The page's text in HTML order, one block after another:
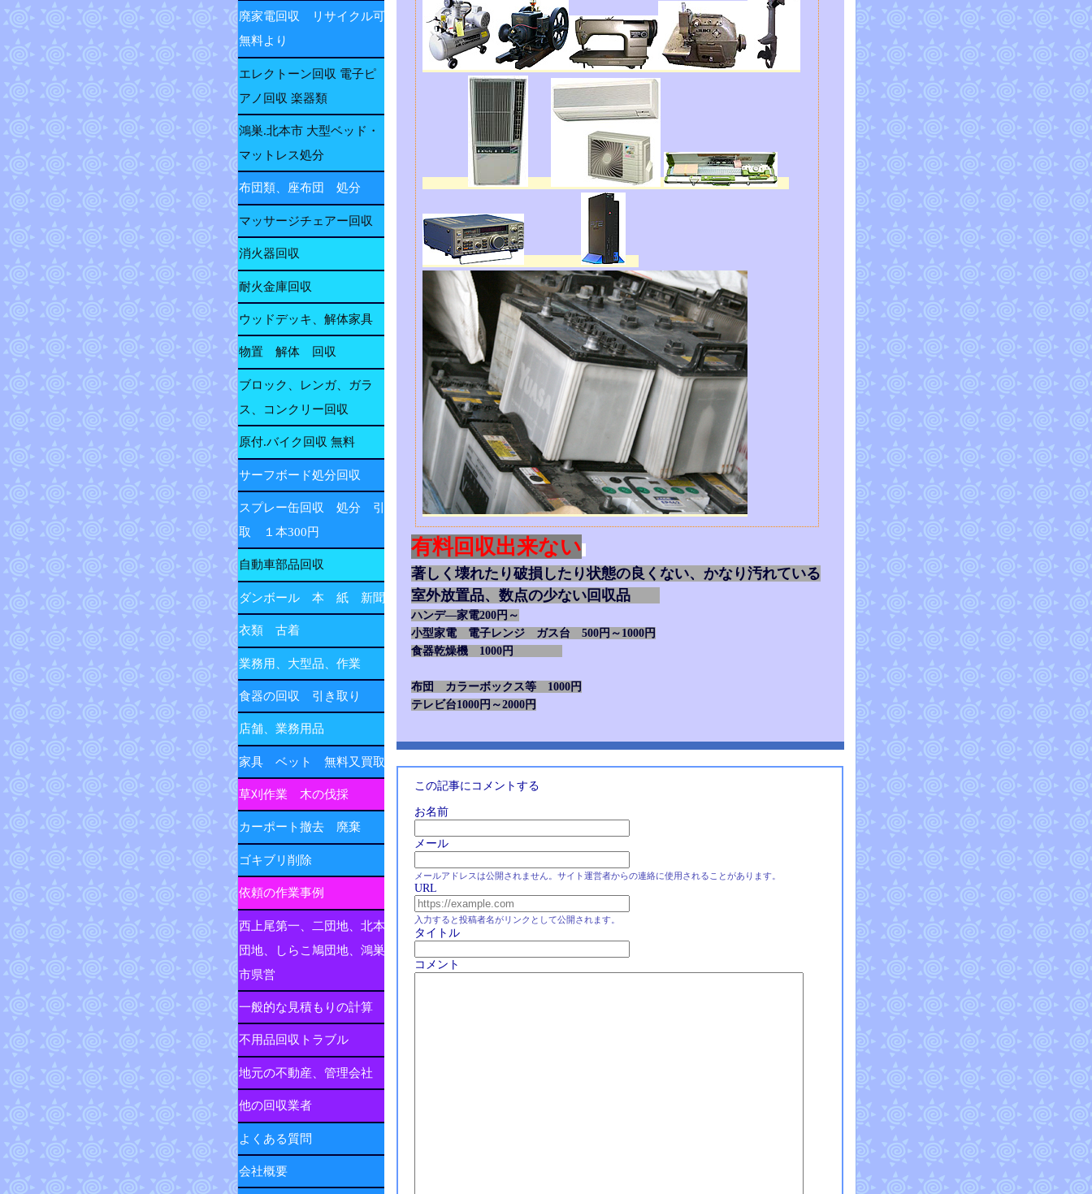
有料回収出来ない
著しく壊れたり破損したり状態の良くない、かなり汚れている
室外放置品、数点の少ない回収品
ハンデ―家電200円～
小型家電 電子レンジ ガス台 500円～1000円
食器乾燥機 1000円
布団 カラーボックス等 1000円
テレビ台1000円～2000円
この記事にコメントする
お名前
メール
メールアドレスは公開されません。サイト運営者からの連絡に使用されることがあります。
URL
入力すると投稿者名がリンクとして公開されます。
タイトル
コメント
廃家電回収 リサイクル可
無料より
エレクトーン回収 電子ピ
アノ回収 楽器類
鴻巣.北本市 大型ベッド・
マットレス処分
布団類、座布団 処分
マッサージチェアー回収
消火器回収
耐火金庫回収
ウッドデッキ、解体家具
物置 解体 回収
ブロック、レンガ、ガラ
ス、コンクリー回収
原付.バイク回収 無料
サーフボード処分回収
スプレー缶回収 処分 引
取 １本300円
自動車部品回収
ダンボール 本 紙 新聞
衣類 古着
業務用、大型品、作業
食器の回収 引き取り
店舗、業務用品
家具 ベット 無料又買取
草刈作業 木の伐採
カーポート撤去 廃棄
ゴキブリ削除
依頼の作業事例
西上尾第一、二団地、北本
団地、しらこ鳩団地、鴻巣
市県営
一般的な見積もりの計算
不用品回収トラブル
地元の不動産、管理会社
他の回収業者
よくある質問
会社概要